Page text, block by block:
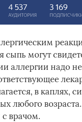
могут
аллергии надо
в каплях,
любого
врачом.